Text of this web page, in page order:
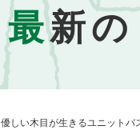
最新
優しい木目が生きるユニットバ